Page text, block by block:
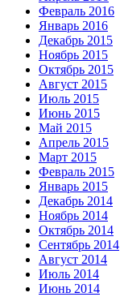
Февраль 2016
Январь 2016
Декабрь 2015
Ноябрь 2015
Октябрь 2015
Август 2015
Июль 2015
Июнь 2015
Май 2015
Апрель 2015
Март 2015
Февраль 2015
Январь 2015
Декабрь 2014
Ноябрь 2014
Октябрь 2014
Сентябрь 2014
Август 2014
Июль 2014
Июнь 2014